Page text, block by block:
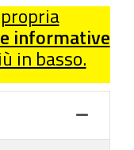
informative
in basso.